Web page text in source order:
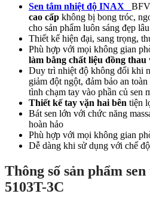
Sen tắm nhiệt độ INAX
cao cấp không bị bong tróc,
cho sản phẩm luôn sáng đẹp
Thiết kế hiện đại, sang trọng,
Phù hợp với mọi không gian
làm bằng chất liệu đồng thau
Duy trì nhiệt độ không đổi khi
giảm đột ngột, đảm bảo an
tình chạm tay vào phần củ sen
Thiết kế tay vặn hai bên tiện
Bát sen lớn với chức năng
hoàn hảo
Phù hợp với mọi không gian
Dễ dàng khi sử dụng với chế
Thông số sản phẩm
5103T-3C